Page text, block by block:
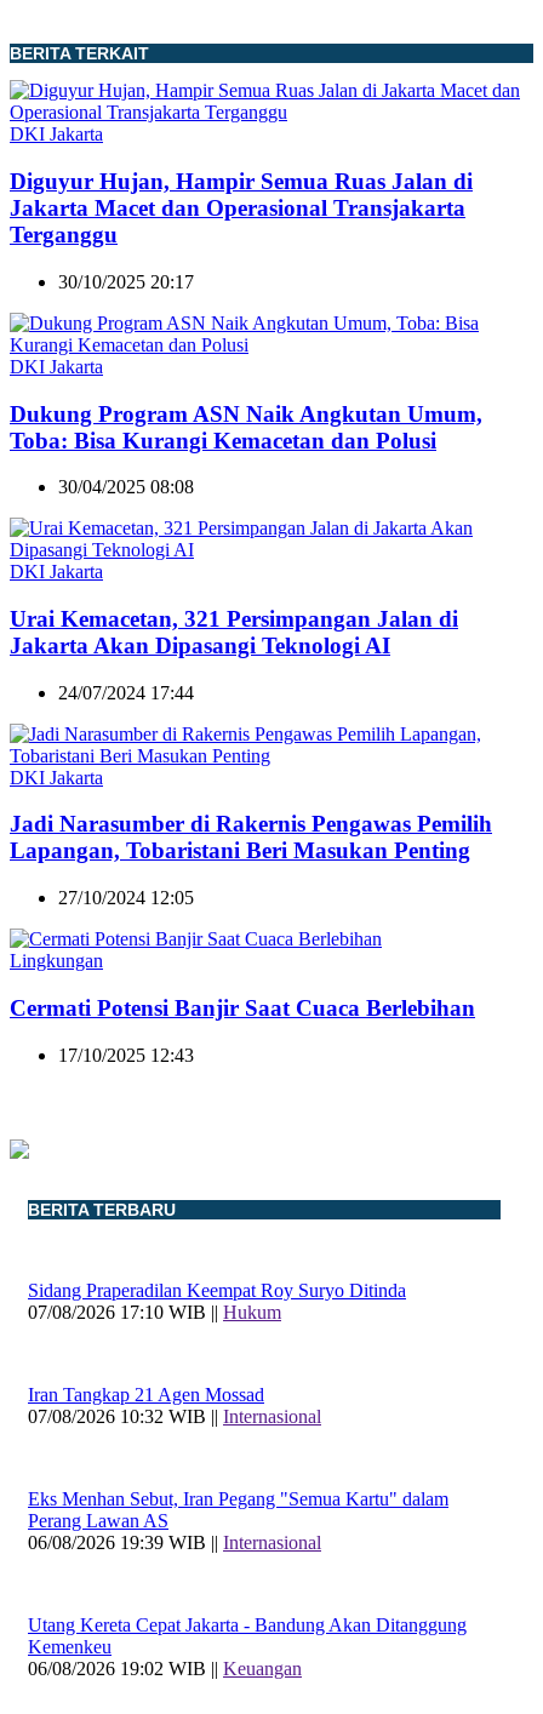
BERITA TERKAIT
DKI Jakarta
Diguyur Hujan, Hampir Semua Ruas Jalan di
Jakarta Macet dan Operasional Transjakarta
Terganggu
30/10/2025 20:17
DKI Jakarta
Dukung Program ASN Naik Angkutan Umum,
Toba: Bisa Kurangi Kemacetan dan Polusi
30/04/2025 08:08
DKI Jakarta
Urai Kemacetan, 321 Persimpangan Jalan di
Jakarta Akan Dipasangi Teknologi AI
24/07/2024 17:44
DKI Jakarta
Jadi Narasumber di Rakernis Pengawas Pemilih
Lapangan, Tobaristani Beri Masukan Penting
27/10/2024 12:05
Lingkungan
Cermati Potensi Banjir Saat Cuaca Berlebihan
17/10/2025 12:43
BERITA TERBARU
Sidang Praperadilan Keempat Roy Suryo Ditinda
07/08/2026 17:10 WIB || Hukum
Iran Tangkap 21 Agen Mossad
07/08/2026 10:32 WIB || Internasional
Eks Menhan Sebut, Iran Pegang "Semua Kartu" dalam
Perang Lawan AS
06/08/2026 19:39 WIB || Internasional
Utang Kereta Cepat Jakarta - Bandung Akan Ditanggung
Kemenkeu
06/08/2026 19:02 WIB || Keuangan